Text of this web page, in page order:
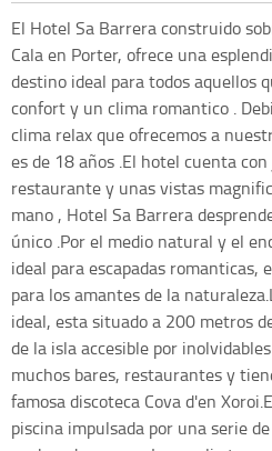
El Hotel Sa Barrera construido
Cala en Porter, ofrece una
destino ideal para todos aquellos
confort y un clima romantico .
clima relax que ofrecemos a
es de 18 años .El hotel cuenta
restaurante y unas vistas
mano , Hotel Sa Barrera
único .Por el medio natural y el
ideal para escapadas romanticas,
para los amantes de la
ideal, esta situado a 200 metros
de la isla accesible por
muchos bares, restaurantes y
famosa discoteca Cova d'en
piscina impulsada por una serie